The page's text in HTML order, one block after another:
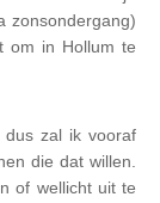
zonsondergang)
om in Hollum te
dus zal ik vooraf
die dat willen.
of wellicht uit te